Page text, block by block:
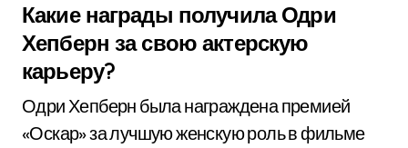
Какие награды получила Одри
Хепберн за свою актерскую
карьеру?
Одри Хепберн была награждена премией
«Оскар» за лучшую женскую роль в фильме